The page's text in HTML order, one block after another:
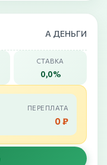
А ДЕНЬГИ
СТАВКА
0,0%
ПЕРЕПЛАТА
0 ₽